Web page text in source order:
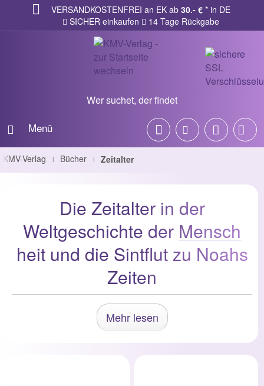
VERSANDKOSTENFREI an EK ab 30.- € * in DE
SICHER einkaufen
14 Tage Rückgabe
Wer suchet, der findet
Menü
KMV-Verlag | Bücher | Zeitalter
Die Zeitalter in der
Weltgeschichte der Mensch
heit und die Sintflut zu Noahs
Zeiten
Mehr lesen